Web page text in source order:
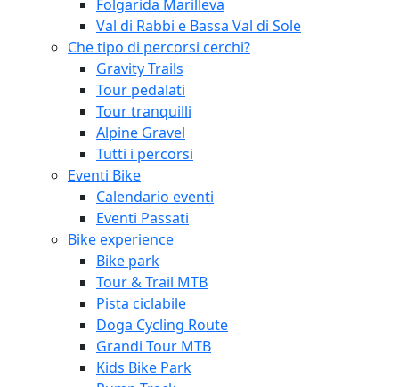
Folgarida Marilleva
Val di Rabbi e Bassa Val di Sole
Che tipo di percorsi cerchi?
Gravity Trails
Tour pedalati
Tour tranquilli
Alpine Gravel
Tutti i percorsi
Eventi Bike
Calendario eventi
Eventi Passati
Bike experience
Bike park
Tour & Trail MTB
Pista ciclabile
Doga Cycling Route
Grandi Tour MTB
Kids Bike Park